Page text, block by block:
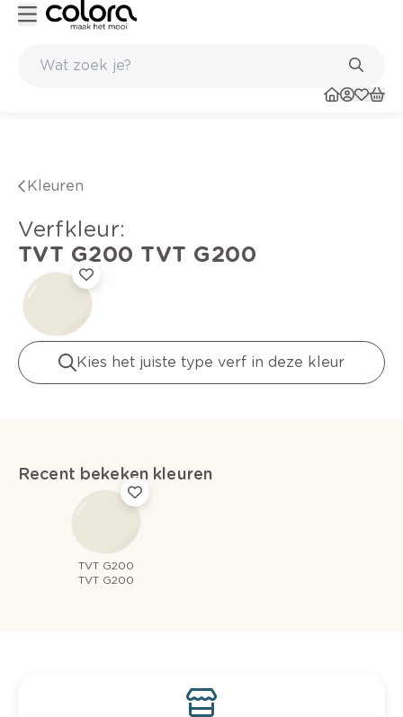
Kleuren
verfkleur:
TVT G200 TVT G200
Kies het juiste type verf in deze kleur
Recent bekeken kleuren
TVT G200
TVT G200